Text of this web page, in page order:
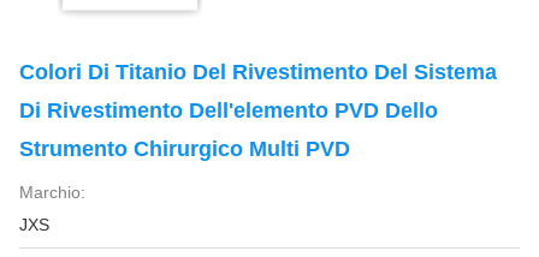
Colori Di Titanio Del Rivestimento Del Sistema
Di Rivestimento Dell'elemento PVD Dello
Strumento Chirurgico Multi PVD
Marchio:
JXS